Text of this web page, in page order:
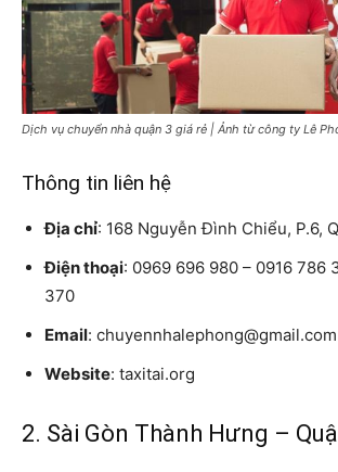
Dịch vụ chuyển nhà quận 3 giá rẻ | Ảnh từ công ty Lê
Thông tin liên hệ
Địa chỉ: 168 Nguyễn Đình Chiểu, P.6,
Điện thoại: 0969 696 980 – 0916 786
370
Email: chuyennhalephong@gmail.com
Website: taxitai.org
2. Sài Gòn Thành Hưng –